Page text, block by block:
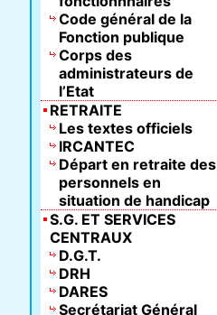
Code général de la
Fonction publique
Corps des
administrateurs de
l’Etat
RETRAITE
Les textes officiels
IRCANTEC
Départ en retraite des
personnels en
situation de handicap
S.G. ET SERVICES
CENTRAUX
D.G.T.
DRH
DARES
Secrétariat Général